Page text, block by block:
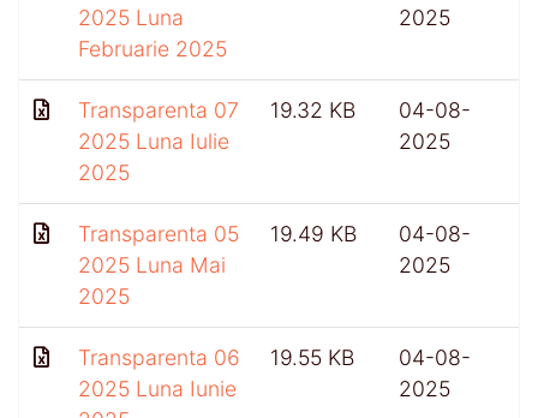
2025 Luna
Februarie 2025
2025
Transparenta 07
2025 Luna Iulie
2025
19.32 KB
04-08-
2025
Transparenta 05
2025 Luna Mai
2025
19.49 KB
04-08-
2025
Transparenta 06
2025 Luna Iunie
19.55 KB
04-08-
2025